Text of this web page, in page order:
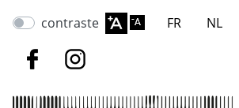
au
contraste FR NL